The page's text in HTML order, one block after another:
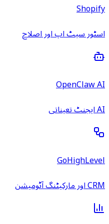
Shopify
اسٹور سیٹ اپ اور اصلاح
OpenClaw AI
AI ایجنٹ تعیناتی
GoHighLevel
CRM اور مارکیٹنگ آٹومیشن